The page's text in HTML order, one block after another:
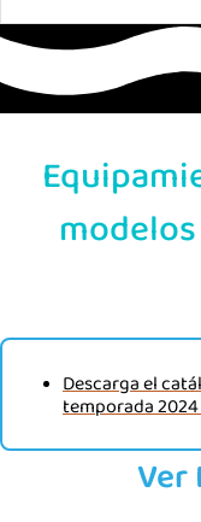
Descarga el
temporada
Ver